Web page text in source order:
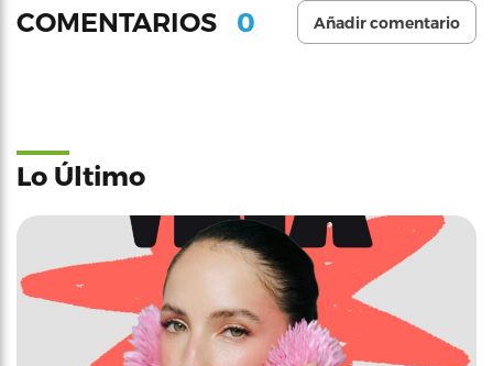
COMENTARIOS 0 Añadir comentario
Lo Último